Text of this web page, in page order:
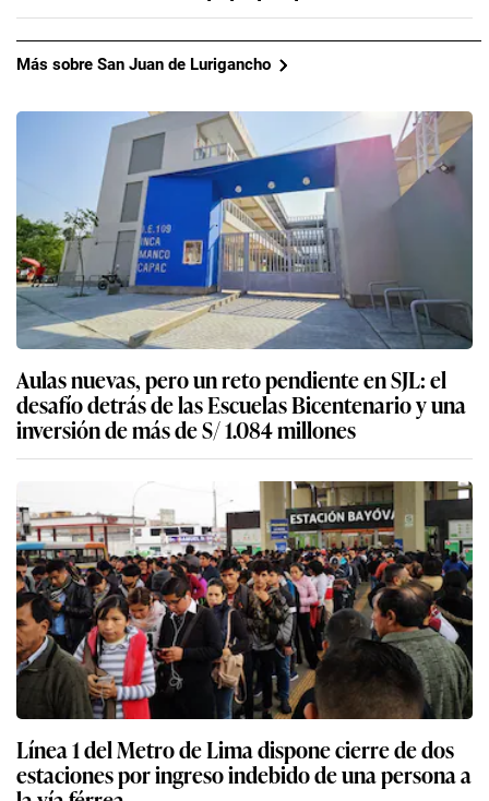
Más sobre San Juan de Lurigancho
Aulas nuevas, pero un reto pendiente en SJL: el
desafío detrás de las Escuelas Bicentenario y una
inversión de más de S/ 1.084 millones
Línea 1 del Metro de Lima dispone cierre de dos
estaciones por ingreso indebido de una persona a